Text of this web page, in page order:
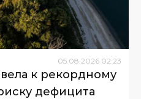
05 08 2026 02:23
к рекордному
дефицита